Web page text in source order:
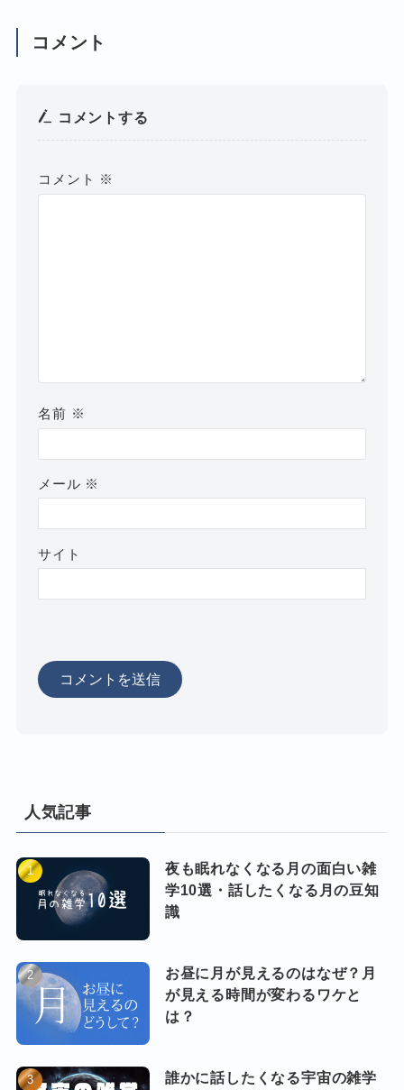
コメント
コメントする
コメント ※
名前 ※
メール ※
サイト
人気記事
夜も眠れなくなる月の面白い雑
学10選・話したくなる月の豆知
識
お昼に月が見えるのはなぜ？月
が見える時間が変わるワケと
は？
誰かに話したくなる宇宙の雑学